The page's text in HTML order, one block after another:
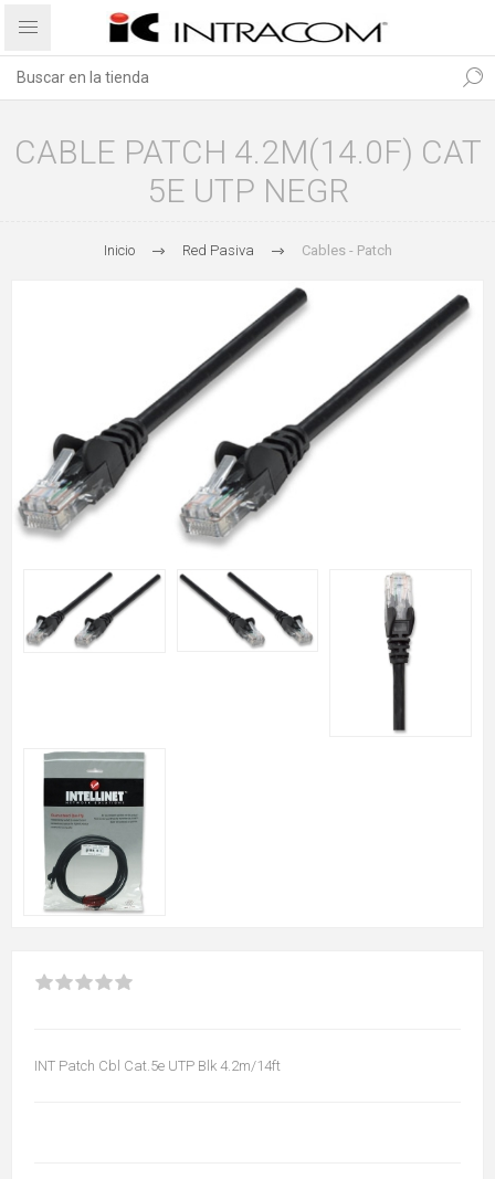
CABLE PATCH 4.2M(14.0F) CAT
5E UTP NEGR
Inicio Red Pasiva Cables - Patch
INT Patch Cbl Cat.5e UTP Blk 4.2m/14ft